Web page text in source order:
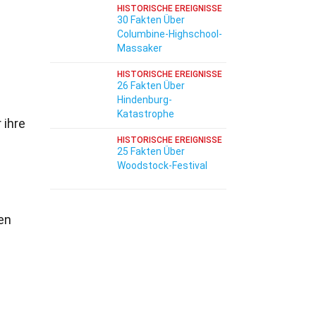
ihre
HISTORISCHE EREIGNISSE
30 Fakten Über
Columbine-Highschool-
Massaker
HISTORISCHE EREIGNISSE
26 Fakten Über
Hindenburg-
Katastrophe
HISTORISCHE EREIGNISSE
25 Fakten Über
Woodstock-Festival